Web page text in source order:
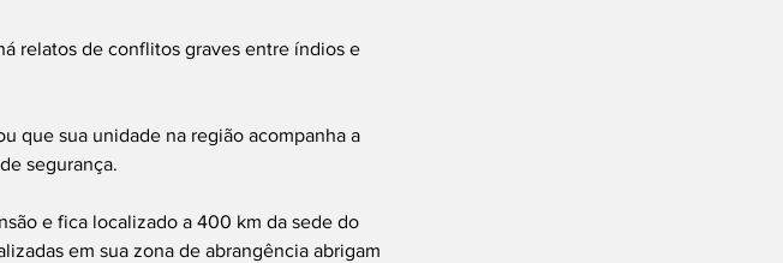
relatos de conflitos graves entre índios e
que sua unidade na região acompanha a
segurança.
e fica localizado a 400 km da sede do
em sua zona de abrangência abrigam